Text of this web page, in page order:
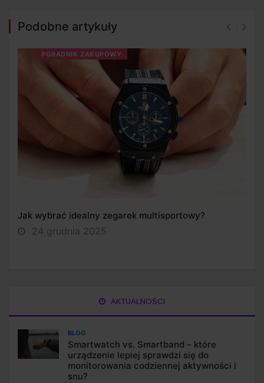
Podobne artykuły
PORADNIK ZAKUPOWY
Jak wybrać idealny zegarek multisportowy?
24 grudnia 2025
AKTUALNOŚCI
BLOG
Smartwatch vs. Smartband – które
urządzenie lepiej sprawdzi się do
monitorowania codziennej aktywności i
snu?